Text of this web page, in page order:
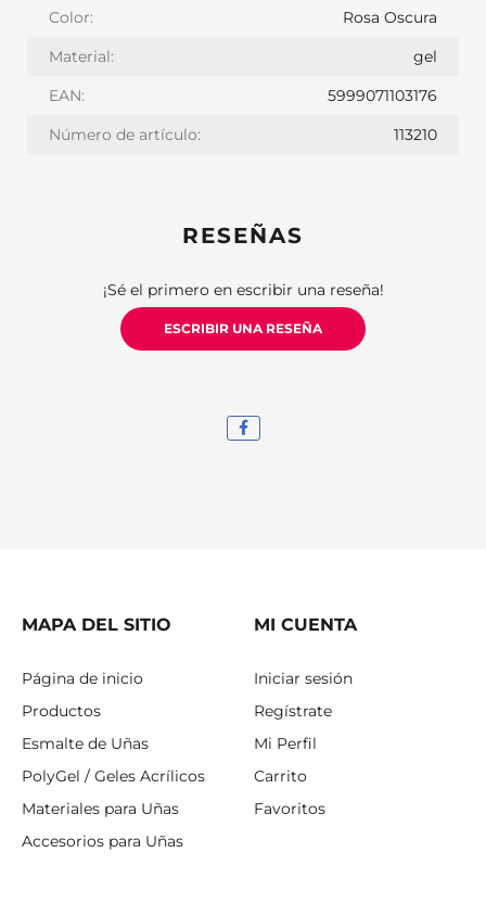
Color:
Rosa Oscura
Material:
gel
EAN:
5999071103176
Número de artículo:
113210
RESEÑAS
¡Sé el primero en escribir una reseña!
ESCRIBIR UNA RESEÑA
MAPA DEL SITIO
Página de inicio
Productos
Esmalte de Uñas
PolyGel / Geles Acrílicos
Materiales para Uñas
Accesorios para Uñas
MI CUENTA
Iniciar sesión
Regístrate
Mi Perfil
Carrito
Favoritos